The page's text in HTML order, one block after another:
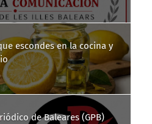
escondes en la cocina y
de Baleares (GPB)